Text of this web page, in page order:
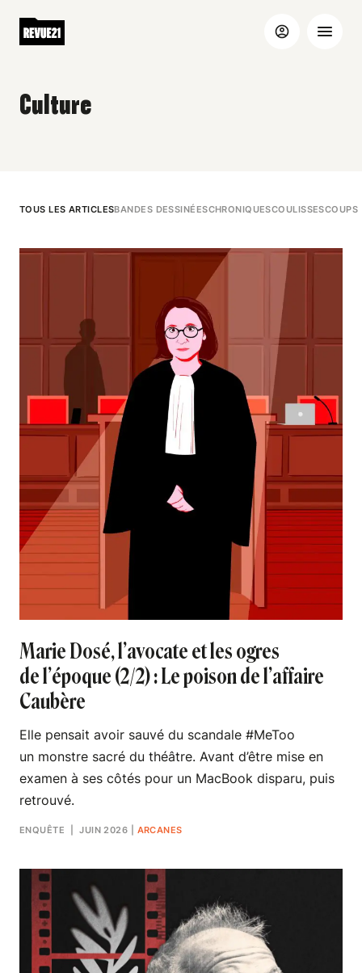
Culture
TOUS LES ARTICLESBANDES DESSINÉESCHRONIQUESCOULISSESCOUPS
Marie Dosé, l’avocate et les ogres
de l’époque (2/2) : Le poison de l’affaire
Caubère
Elle pensait avoir sauvé du scandale #MeToo
un monstre sacré du théâtre. Avant d’être mise en
examen à ses côtés pour un MacBook disparu, puis
retrouvé.
ENQUÊTE | JUIN 2026 ARCANES